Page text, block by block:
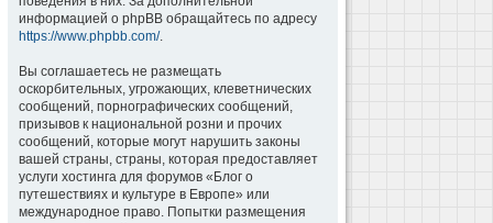
информацией о phpBB обращайтесь по адресу
https://www.phpbb.com/.
Вы соглашаетесь не размещать
оскорбительных, угрожающих, клеветнических
сообщений, порнографических сообщений,
призывов к национальной розни и прочих
сообщений, которые могут нарушить законы
вашей страны, страны, которая предоставляет
услуги хостинга для форумов «Блог о
путешествиях и культуре в Европе» или
международное право. Попытки размещения